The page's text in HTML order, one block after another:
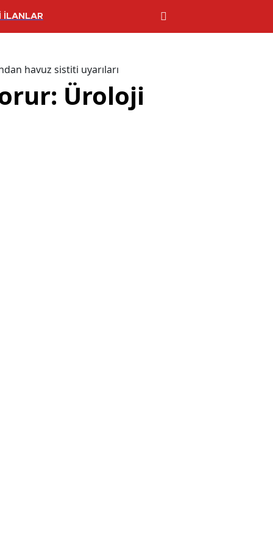
İLANLAR
havuz sistiti uyarıları
Üroloji